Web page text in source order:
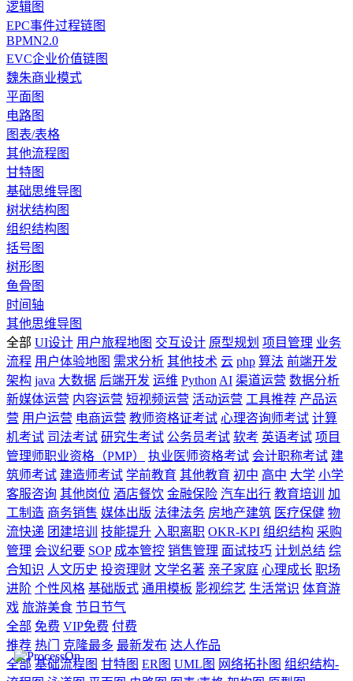
逻辑图
EPC事件过程链图
BPMN2.0
EVC企业价值链图
魏朱商业模式
平面图
电路图
图表/表格
其他流程图
甘特图
基础思维导图
树状结构图
组织结构图
括号图
树形图
鱼骨图
时间轴
其他思维导图
全部 UI设计 用户旅程地图 交互设计 原型规划 项目管理 业务
流程 用户体验地图 需求分析 其他技术 云 php 算法 前端开发
架构 java 大数据 后端开发 运维 Python AI 渠道运营 数据分析
新媒体运营 内容运营 短视频运营 活动运营 工具推荐 产品运
营 用户运营 电商运营 教师资格证考试 心理咨询师考试 计算
机考试 司法考试 研究生考试 公务员考试 软考 英语考试 项目
管理师职业资格（PMP）
执业医师资格考试 会计职称考试 建
筑师考试 建造师考试 学前教育 其他教育 初中 高中 大学 小学
客服咨询 其他岗位 酒店餐饮 金融保险 汽车出行 教育培训
加
工制造 商务销售 媒体出版 法律法务 房地产建筑 医疗保健 物
流快递 团建培训 技能提升 入职离职 OKR-KPI 组织结构 采购
管理 会议纪要 SOP 成本管控 销售管理 面试技巧 计划总结 综
合知识 人文历史 投资理财 文学名著 亲子家庭 心理成长 职场
进阶 个性风格 基础版式 通用模板 影视综艺 生活常识 体育游
戏 旅游美食 节日节气
全部 免费 VIP免费 付费
推荐 热门 克隆最多 最新发布 达人作品
全部 基础流程图 甘特图 ER图 UML图 网络拓扑图 组织结构-